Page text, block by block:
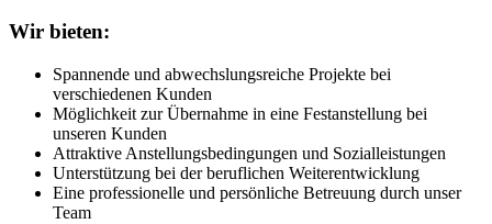
Wir bieten:
Spannende und abwechslungsreiche Projekte bei
verschiedenen Kunden
Möglichkeit zur Übernahme in eine Festanstellung bei
unseren Kunden
Attraktive Anstellungsbedingungen und Sozialleistungen
Unterstützung bei der beruflichen Weiterentwicklung
Eine professionelle und persönliche Betreuung durch unser
Team